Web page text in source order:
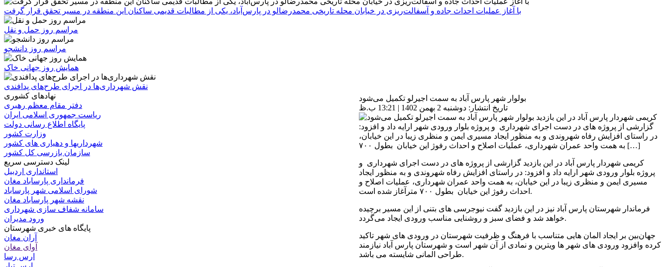
با آغاز عملیات احداث جاده و آسفالت‌ریزی در خیابان محله تاریخی محمدرضالو در پارس‌آباد، یکی از مطالبات قدیمی ساکنان این منطقه در مسیر تحقق قرار گرفت
مراسم روز حمل و نقل
مراسم روز دانشجو
همایش روز جهانی خاک
نقش شهرداری‌ها در اجرای طرح‌های پدافندی
بولوار شهر پارس آباد به سمت اجیرلو تکمیل می‌شود
تاریخ انتشار: دوشنبه 2 بهمن 1402 | 13:21 ب.ظ
گزارشی از پروژه های در دست اجرای شهرداری و پروژه بلوار ورودی شهر ارایه داد و افزود:
در راستای افزایش رفاه شهروندی و به منظور ایجاد مسیری ایمن و منظری زیبا در این خیابان،
به همت واحد عمران شهرداری، عملیات اصلاح و احداث رفوژ این خیابان بطول ۷۰۰ […]
کریمی شهردار پارس آباد در این بازدید گزارشی از پروژه های در دست اجرای شهرداری و
پروژه بلوار ورودی شهر ارایه داد و افزود: در راستای افزایش رفاه شهروندی و به منظور ایجاد
مسیری ایمن و منظری زیبا در این خیابان، به همت واحد عمران شهرداری، عملیات اصلاح و
احداث رفوژ این خیابان بطول ۷۰۰ مترآغاز شده است.
فرماندار شهرستان پارس آباد نیز در این بازدید گفت نیوجرسی های بتنی از این مسیر برچیده
خواهد شد و فضای سبز و روشنایی مناسب ورودی ایجاد می‌گردد.
جهان‌بین بر ایجاد المان هایی متناسب با فرهنگ و ظرفیت شهرستان در ورودی های شهر تاکید
کرده وافزود ورودی های شهر ها ویترین و نمادی از آن شهر است و شهرستان‌ پارس آباد نیازمند
طراحی المانی شایسته می باشد.
نهادهای کشوری
دفتر مقام معظم رهبری
ریاست جمهوری اسلامی ایران
پایگاه اطلاع رسانی دولت
وزارت کشور
شهرداریها و دهیاری های کشور
سازمان بازرسی کل کشور
لینک دسترسی سریع
استانداری اردبیل
فرمانداری پارساباد مغان
شورای اسلامی شهر پارساباد
نقشه شهر پارساباد مغان
سامانه شفاف سازی شهرداری
ورود مدیران
پایگاه های خبری شهرستان
آران مغان
آوای مغان
ارس رسا